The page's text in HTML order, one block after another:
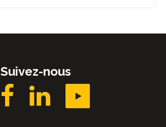
Suivez-nous